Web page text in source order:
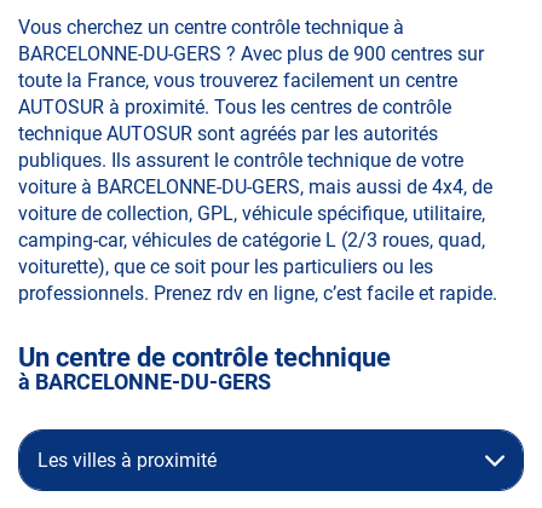
Vous cherchez un centre contrôle technique à
BARCELONNE-DU-GERS ? Avec plus de 900 centres sur
toute la France, vous trouverez facilement un centre
AUTOSUR à proximité. Tous les centres de contrôle
technique AUTOSUR sont agréés par les autorités
publiques. Ils assurent le contrôle technique de votre
voiture à BARCELONNE-DU-GERS, mais aussi de 4x4, de
voiture de collection, GPL, véhicule spécifique, utilitaire,
camping-car, véhicules de catégorie L (2/3 roues, quad,
voiturette), que ce soit pour les particuliers ou les
professionnels. Prenez rdv en ligne, c’est facile et rapide.
Un centre de contrôle technique
à BARCELONNE-DU-GERS
Les villes à proximité